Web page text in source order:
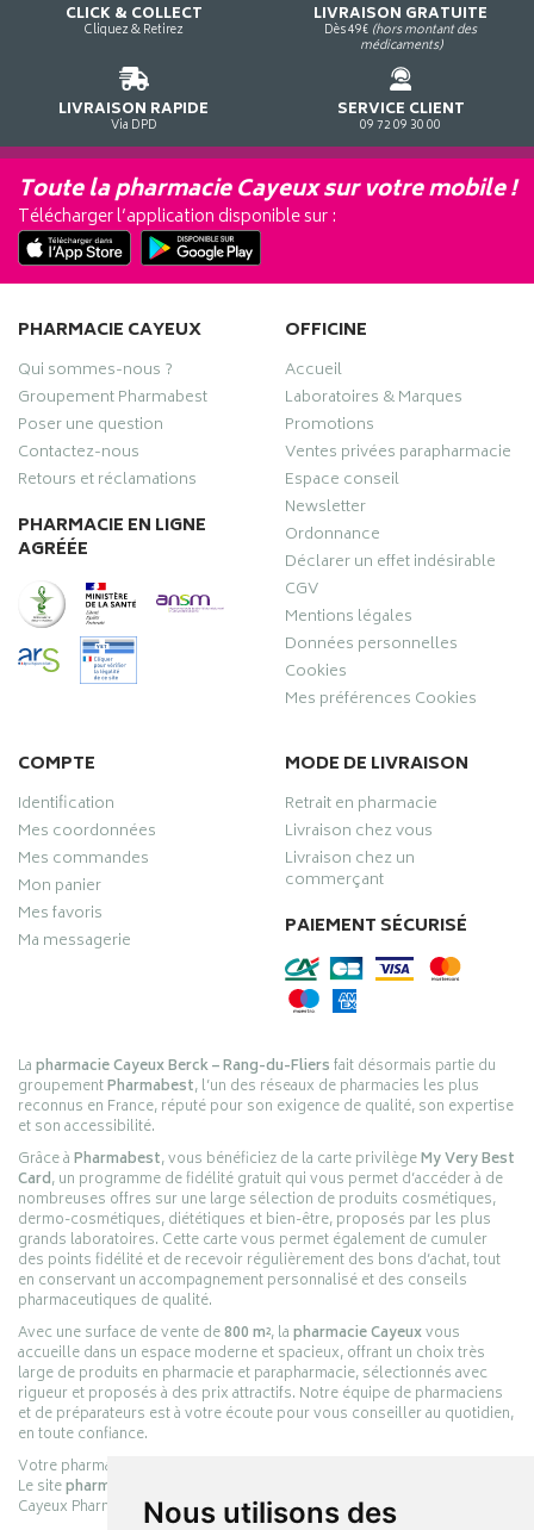
Nous utilisons des
CLICK & COLLECT
Cliquez & Retirez
LIVRAISON GRATUITE
Dès 49€ (hors montant des
médicaments)
LIVRAISON RAPIDE
Via DPD
SERVICE CLIENT
09 72 09 30 00
Toute la pharmacie Cayeux sur votre mobile !
Télécharger l’application disponible sur :
PHARMACIE CAYEUX
Qui sommes-nous ?
Groupement Pharmabest
Poser une question
Contactez-nous
Retours et réclamations
PHARMACIE EN LIGNE
AGRÉÉE
OFFICINE
Accueil
Laboratoires & Marques
Promotions
Ventes privées parapharmacie
Espace conseil
Newsletter
Ordonnance
Déclarer un effet indésirable
CGV
Mentions légales
Données personnelles
Cookies
Mes préférences Cookies
COMPTE
Identification
Mes coordonnées
Mes commandes
Mon panier
Mes favoris
Ma messagerie
MODE DE LIVRAISON
Retrait en pharmacie
Livraison chez vous
Livraison chez un
commerçant
PAIEMENT SÉCURISÉ
Lapharmacie Cayeux Berck – Rang-du-Fliersfait désormais partie du
groupementPharmabest, l’un des réseaux de pharmacies les plus
reconnus en France, réputé pour son exigence de qualité, son expertise
et son accessibilité.
Grâce àPharmabest, vous bénéficiez de la carte privilègeMy Very Best
Card, un programme de fidélité gratuit qui vous permet d’accéder à de
nombreuses offres sur une large sélection de produits cosmétiques,
dermo-cosmétiques, diététiques et bien-être, proposés par les plus
grands laboratoires. Cette carte vous permet également de cumuler
des points fidélité et de recevoir régulièrement des bons d’achat, tout
en conservant un accompagnement personnalisé et des conseils
pharmaceutiques de qualité.
Avec une surface de vente de800 m², lapharmacie Cayeuxvous
accueille dans un espace moderne et spacieux, offrant un choix très
large de produits en pharmacie et parapharmacie, sélectionnés avec
rigueur et proposés à des prix attractifs. Notre équipe de pharmaciens
et de préparateurs est à votre écoute pour vous conseiller au quotidien,
en toute confiance.
Votre pharmacie en ligne :
Le sitepharmacie-cayeux.fr
Cayeux Pharmabest Berck-sur-Mer – Rang-du-Fliers.